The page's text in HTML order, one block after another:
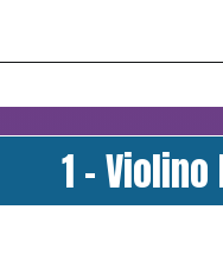
1 -